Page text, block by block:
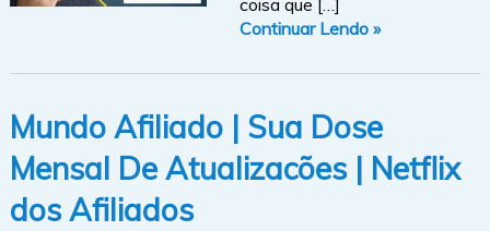
Continuar Lendo »
Mundo Afiliado | Sua Dose
Mensal De Atualizacões | Netflix
dos Afiliados